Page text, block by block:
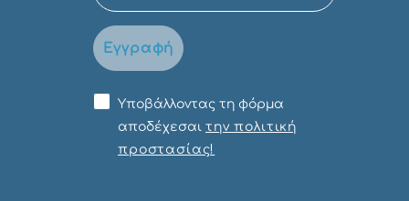
Εγγραφή
Υποβάλλοντας τη φόρμα
αποδέχεσαι την πολιτική
προστασίας!